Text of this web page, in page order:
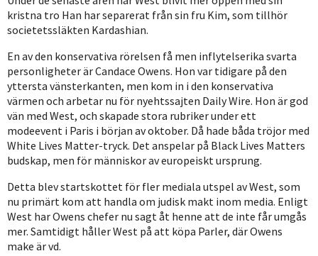
kristna tro Han har separerat från sin fru Kim, som tillhör
societetssläkten Kardashian.
En av den konservativa rörelsen få men inflytelserika svarta
personligheter är Candace Owens. Hon var tidigare på den
yttersta vänsterkanten, men kom in i den konservativa
värmen och arbetar nu för nyehtssajten Daily Wire. Hon är god
vän med West, och skapade stora rubriker under ett
modeevent i Paris i början av oktober. Då hade båda tröjor med
White Lives Matter-tryck. Det anspelar på Black Lives Matters
budskap, men för människor av europeiskt ursprung.
Detta blev startskottet för fler mediala utspel av West, som
nu primärt kom att handla om judisk makt inom media. Enligt
West har Owens chefer nu sagt åt henne att de inte får umgås
mer. Samtidigt håller West på att köpa Parler, där Owens
make är vd.